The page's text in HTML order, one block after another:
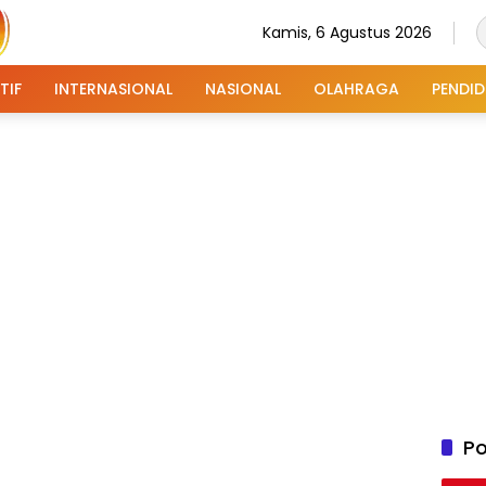
Kamis, 6 Agustus 2026
INTERNASIONAL NASIONAL OLAHRAGA